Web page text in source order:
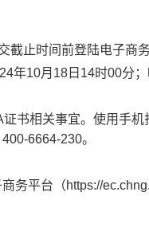
截止时间前登陆电子商
年10月18日14时00分
证书相关事宜。使用手
6664-230。
务平台（https://